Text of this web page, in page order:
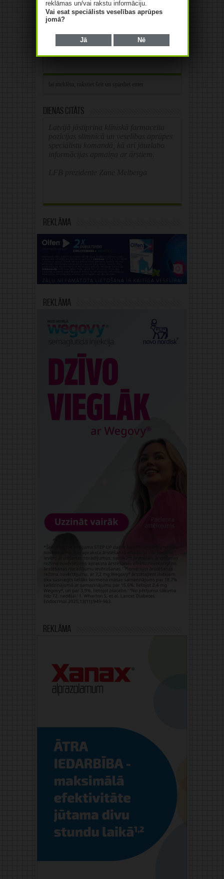
Lasīt tālāk »
Dienas citāts
Reklāma
Reklāma
Reklāma
reklāmas un/vai rakstu informāciju.
Vai esat speciālists veselības aprūpes
jomā?
Jā Nē